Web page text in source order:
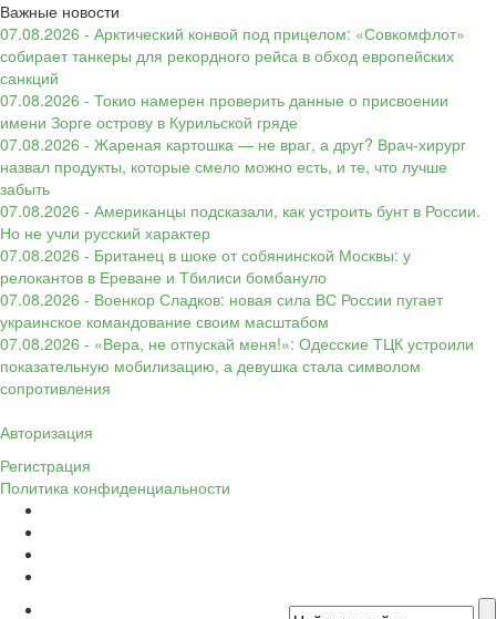
Важные новости
07.08.2026 - Арктический конвой под прицелом: «Совкомфлот»
собирает танкеры для рекордного рейса в обход европейских
санкций
07.08.2026 - Токио намерен проверить данные о присвоении
имени Зорге острову в Курильской гряде
07.08.2026 - Жареная картошка — не враг, а друг? Врач-хирург
назвал продукты, которые смело можно есть, и те, что лучше
забыть
07.08.2026 - Американцы подсказали, как устроить бунт в России.
Но не учли русский характер
07.08.2026 - Британец в шоке от собянинской Москвы: у
релокантов в Ереване и Тбилиси бомбануло
07.08.2026 - Военкор Сладков: новая сила ВС России пугает
украинское командование своим масштабом
07.08.2026 - «Вера, не отпускай меня!»: Одесские ТЦК устроили
показательную мобилизацию, а девушка стала символом
сопротивления
Авторизация
Регистрация
Политика конфиденциальности